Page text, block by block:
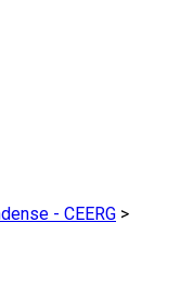
- CEERG >